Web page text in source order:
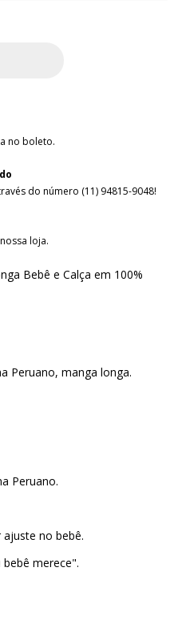
no boleto.
do número (11) 94815-9048!
loja.
Bebê e Calça em 100%
Peruano, manga longa.
Peruano.
no bebê.
bebê merece".